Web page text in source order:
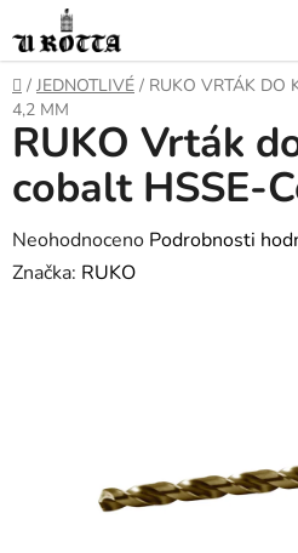
na
obsah
DOMŮ
/ JEDNOTLIVÉ / RUKO VRTÁK DO
4,2 MM
RUKO Vrták
cobalt HSSE-
Průměrné
hodnocení
Neohodnoceno Podrobnosti
Značka: RUKO